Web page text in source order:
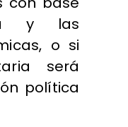
y las
o si
será
política